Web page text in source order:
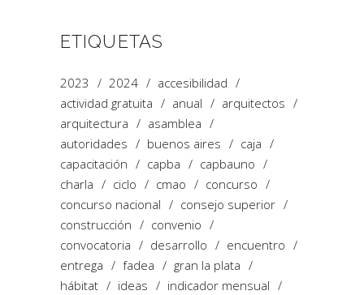
ETIQUETAS
2023 2024
accesibilidad
actividad gratuita
anual
arquitectos
arquitectura
asamblea
autoridades
buenos aires
caja
capacitación
capba
capbauno
charla
ciclo cmao
concurso
concurso nacional
consejo superior
construcción
convenio
convocatoria
desarrollo
encuentro
entrega
fadea
gran la plata
hábitat
ideas
indicador mensual